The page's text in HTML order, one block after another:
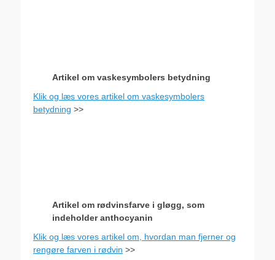
Artikel om vaskesymbolers betydning
Klik og læs vores artikel om vaskesymbolers
betydning >>
Artikel om rødvinsfarve i gløgg, som
indeholder anthocyanin
Klik og læs vores artikel om, hvordan man fjerner og
rengøre farven i rødvin >>